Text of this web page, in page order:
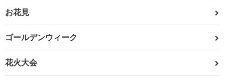
お花見
ゴールデンウィーク
花火大会